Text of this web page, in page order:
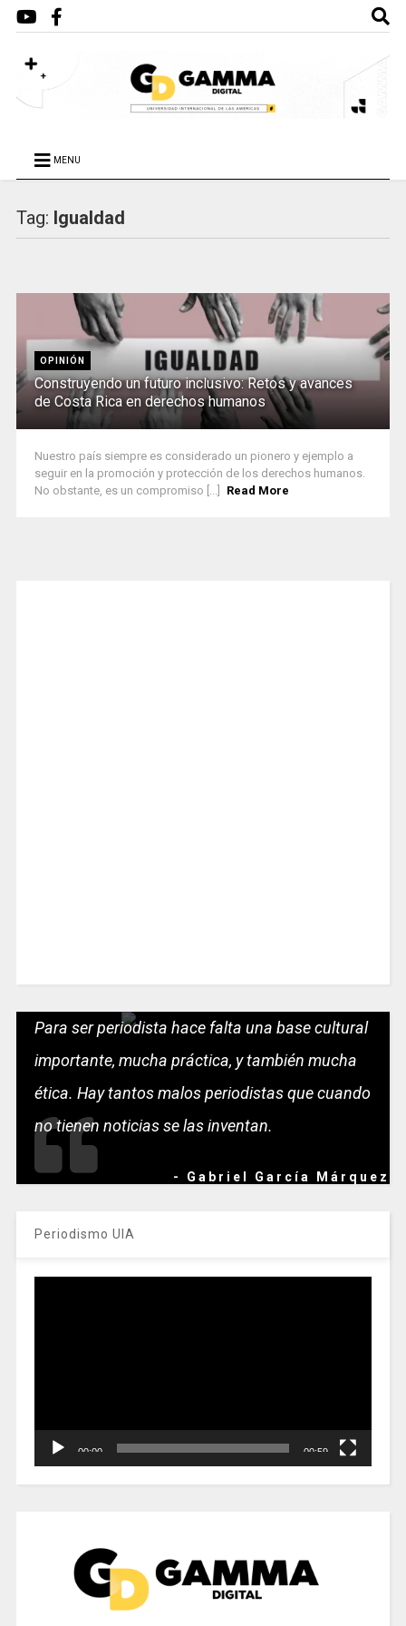
MENU
Tag: Igualdad
OPINIÓN
Construyendo un futuro inclusivo: Retos y avances
de Costa Rica en derechos humanos
Nuestro país siempre es considerado un pionero y ejemplo a
seguir en la promoción y protección de los derechos humanos.
No obstante, es un compromiso [...]
Read More
Para ser periodista hace falta una base cultural
importante, mucha práctica, y también mucha
ética. Hay tantos malos periodistas que cuando
no tienen noticias se las inventan.
- Gabriel García Márquez
Periodismo UIA
00:00 00:59